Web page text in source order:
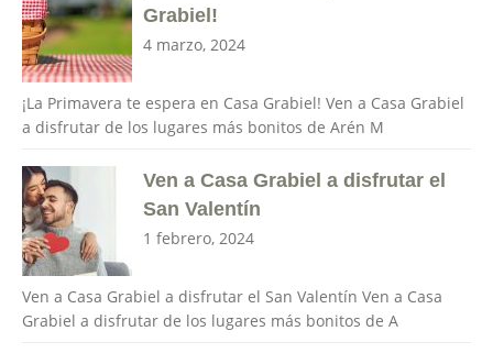
Grabiel!
4 marzo, 2024
¡La Primavera te espera en Casa Grabiel! Ven a Casa Grabiel
a disfrutar de los lugares más bonitos de Arén M
Ven a Casa Grabiel a disfrutar el
San Valentín
1 febrero, 2024
Ven a Casa Grabiel a disfrutar el San Valentín Ven a Casa
Grabiel a disfrutar de los lugares más bonitos de A